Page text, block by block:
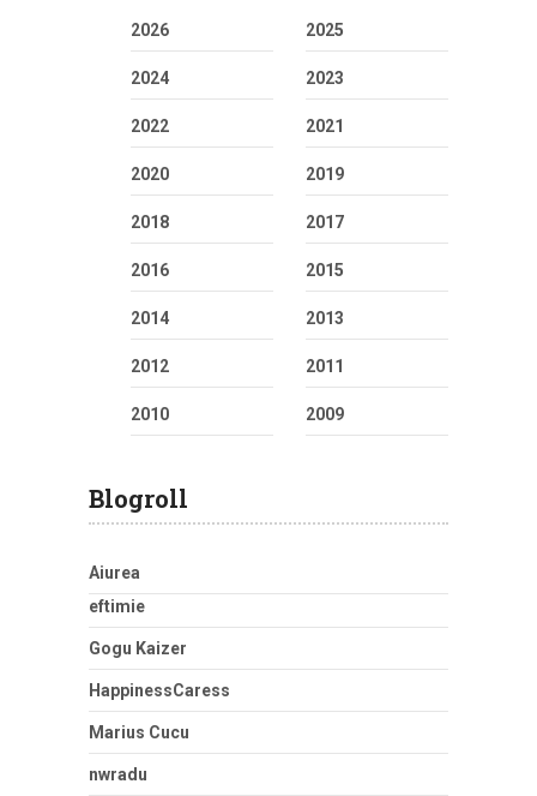
2026 2025
2024 2023
2022 2021
2020 2019
2018 2017
2016 2015
2014 2013
2012 2011
2010 2009
Blogroll
Aiurea
eftimie
Gogu Kaizer
HappinessCaress
Marius Cucu
nwradu